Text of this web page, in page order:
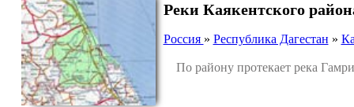
Реки Каякентского
Россия » Республика Дагестан »
По району протекает река